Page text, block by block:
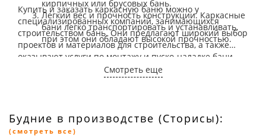
кирпичных или брусовых бань.
Легкий вес и прочность конструкции. Каркасные
бани легко транспортировать и устанавливать,
при этом они обладают высокой прочностью.
Купить и заказать каркасную баню можно у
специализированных компаний, занимающихся
строительством бань. Они предлагают широкий выбор
проектов и материалов для строительства, а также
оказывают услуги по монтажу и пуско-наладке бани.
Одной из таких компаний является "БашМодуль",
которая специализируется на строительстве
конструкцию по приемлемой цене.
Смотреть еще
Будние в производстве (Сторисы):
(смотреть все)